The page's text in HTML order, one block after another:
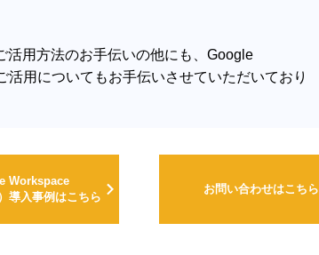
活用方法のお手伝いの他にも、Google
用についてもお手伝いさせていただいており
Workspace
導入事例はこちら
お問い合わせはこちら